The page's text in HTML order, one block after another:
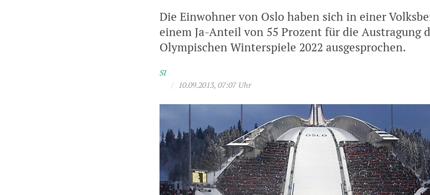
Die Einwohner von Oslo haben sich in einer
einem Ja-Anteil von 55 Prozent für die Austragung
Olympischen Winterspiele 2022 ausgesprochen.
SI
/ 10.09.2013, 07:07 Uhr